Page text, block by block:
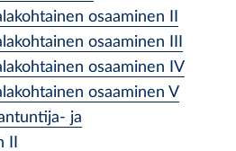
osaaminen II
osaaminen III
osaaminen IV
osaaminen V
ja